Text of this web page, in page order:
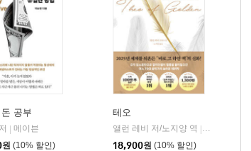
공부
메이븐
원 (10% 할인)
테오
앨런 레비 저/노지양 역
오팬하우스
18,900원 (10% 할인)